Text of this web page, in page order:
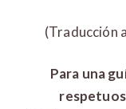
(Traducción
Para una